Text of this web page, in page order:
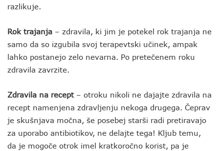
razlikuje.
Rok trajanja – zdravila, ki jim je potekel rok trajanja ne
samo da so izgubila svoj terapevtski učinek, ampak
lahko postanejo zelo nevarna. Po pretečenem roku
zdravila zavrzite.
Zdravila na recept– otroku nikoli ne dajajte zdravila na
recept namenjena zdravljenju nekoga drugega. Čeprav
je skušnjava močna, še posebej starši radi pretiravajo
za uporabo antibiotikov, ne delajte tega! Kljub temu,
da je mogoče otrok imel kratkoročno korist, pa je